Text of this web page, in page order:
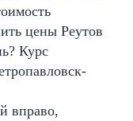
цены Реутов
Курс
вправо,